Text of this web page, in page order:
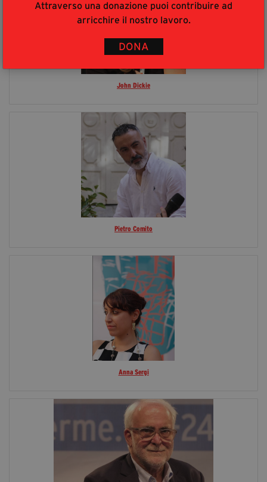
Attraverso una donazione puoi contribuire ad
arricchire il nostro lavoro.
DONA
John Dickie
Pietro Comito
Anna Sergi